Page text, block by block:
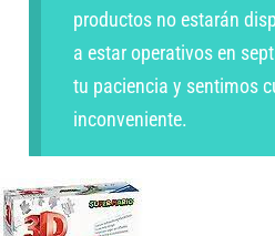
productos no estarán
a estar operativos en
tu paciencia y sentimos
inconveniente.